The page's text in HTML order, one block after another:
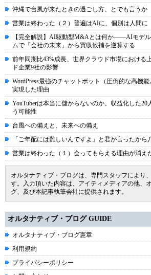
沖縄で台風が来たときの過ごし方、とでも言うか
営業は終わった（２）普遍はAIに、個別は人間に
【完全解説】AI駆動型M&Aとは何か――AIモデル
ムで「会社の未来」から買収候補を逆算する
前年同期比43%成長、世界クラウド市場における
ド企業9社の影響
WordPress最強のチャットボット（圧倒的な高機
実現した理由
YouTuberは本当に儲からないのか。収益化した20
う可能性
台風への備えと、未来への備え
「ご年配には難しいんですよ」と君が言ったから
営業は終わった（１）会ってもらえる理由が消え
オルタナティブ・ブログは、専門スタッフにより
す。入力頂いた内容は、アイティメディアの他、
グ、及び本記事執筆会社に提供されます。
オルタナティブ・ブログ GUIDE
オルタナティブ・ブログ憲章
利用規約
プライバシーポリシー